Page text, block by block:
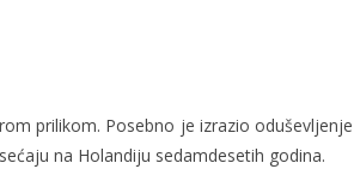
prilikom. Posebno je izrazio oduševljenje
na Holandiju sedamdesetih godina.